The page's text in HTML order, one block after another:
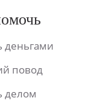
деньгами
повод
делом